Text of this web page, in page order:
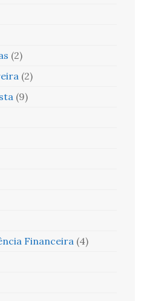
(2)
(2)
(9)
Financeira (4)